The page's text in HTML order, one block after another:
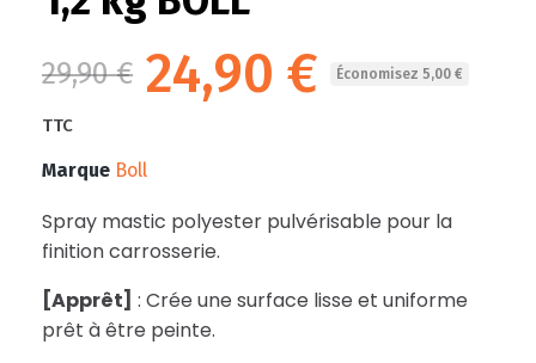
29,90 € 24,90 € Économisez 5,00 €
TTC
Marque Boll
Spray mastic polyester pulvérisable pour la
finition carrosserie.
[Apprêt] : Crée une surface lisse et uniforme
prêt à être peinte.